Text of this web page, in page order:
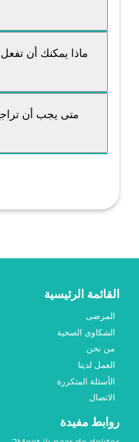
ماذا يمكنك أن
متى يجب أن
القائمة الرئيسية
المرضى
الشكاوى الصحية
من نحن
العمل لدينا
الأسئلة المتكررة
الاتصال
روابط مفيدة